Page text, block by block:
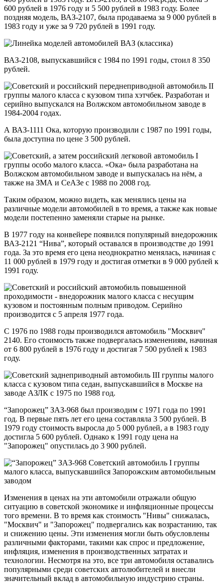
600 рублей в 1976 году и 5 500 рублей в 1983 году. Более
поздняя модель, ВАЗ-2107, была продаваема за 9 000 рублей в
1983 году и уже за 9 720 рублей в 1991 году.
ВАЗ-2108, выпускавшийся с 1984 по 1991 годы, стоил 8 350
рублей.
А ВАЗ-1111 Ока, которую производили с 1987 по 1991 годы,
была доступна по цене 3 500 рублей.
Таким образом, можно видеть, как менялись цены на
различные модели автомобилей в то время, а также как новые
модели постепенно заменяли старые на рынке.
В 1977 году на конвейере появился популярный внедорожник
ВАЗ-2121 “Нива”, который оставался в производстве до 1991
года. За это время его цена неоднократно менялась, начиная с
11 000 рублей в 1979 году и достигая отметки в 9 000 рублей к
1991 году.
С 1976 по 1988 годы производился автомобиль "Москвич"
2140. Его стоимость также подвергалась изменениям, начиная
от 6 800 рублей в 1976 году и достигая 7 500 рублей к 1983
году.
“Запорожец” ЗАЗ-968 был производим с 1971 года по 1991
год. В первые пять лет его цена составляла 3 500 рублей. В
1979 году стоимость выросла до 5 000 рублей, а в 1983 году
достигла 5 600 рублей. Однако к 1991 году цена на
"Запорожец" опустилась до 3 900 рублей.
Изменения в ценах на эти автомобили отражали общую
ситуацию в советской экономике и инфляционные процессы
того времени. В то время как стоимость "Нивы" снижалась,
"Москвич" и "Запорожец" подвергались как возрастанию, так
и снижению цены. Эти изменения могли быть обусловлены
различными факторами, такими как спрос и предложение,
инфляция, изменения в производственных затратах и
технологии. Несмотря на это, все три автомобиля оставались
популярными среди советских автолюбителей и внесли
значительный вклад в автомобильную индустрию страны.